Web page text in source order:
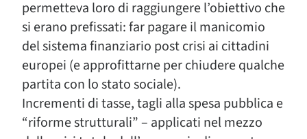
permetteva loro di raggiungere l’obiettivo che
si erano prefissati: far pagare il manicomio
del sistema finanziario post crisi ai cittadini
europei (e approfittarne per chiudere qualche
partita con lo stato sociale).
Incrementi di tasse, tagli alla spesa pubblica e
“riforme strutturali” – applicati nel mezzo